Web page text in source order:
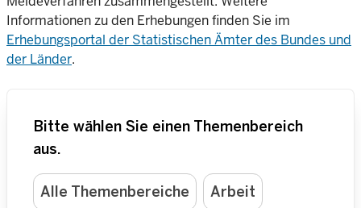
Informationen zu den Erhebungen finden Sie im
Erhebungsportal der Statistischen Ämter des Bundes und
der Länder.
Bitte wählen Sie einen Themenbereich
aus.
Alle Themenbereiche Arbeit